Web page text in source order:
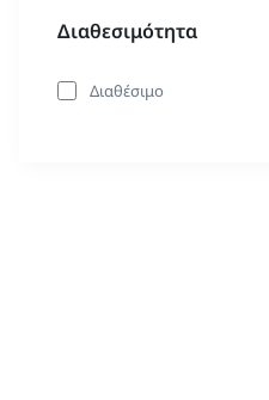
Διαθεσιμότητα
Διαθέσιμο